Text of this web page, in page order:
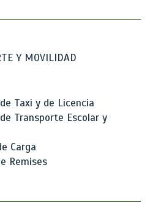
Y MOVILIDAD
Taxi y de Licencia
Transporte Escolar y
Carga
Remises